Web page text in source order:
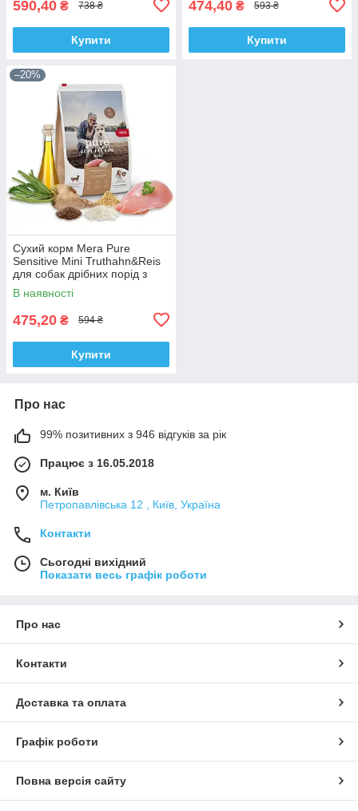
590,40 ₴ 738 ₴
Купити
474,40 ₴ 593 ₴
Купити
–20%
Сухий корм Mera Pure
Sensitive Mini Truthahn&Reis
для собак дрібних порід з
індичкою та рисом 1 кг
В наявності
475,20 ₴ 594 ₴
Купити
Про нас
99% позитивних з 946 відгуків за рік
Працює з 16.05.2018
м. Київ
Петропавлівська 12 , Київ, Україна
Контакти
Сьогодні вихідний
Показати весь графік роботи
Про нас
Контакти
Доставка та оплата
Графік роботи
Повна версія сайту